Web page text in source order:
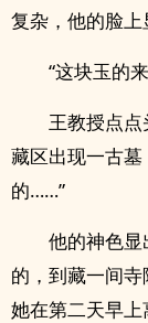
复杂，他的脸上
“这块玉的
王教授点点
藏区出现一古
的……”
他的神色显
的，到藏一间
她在第二天早